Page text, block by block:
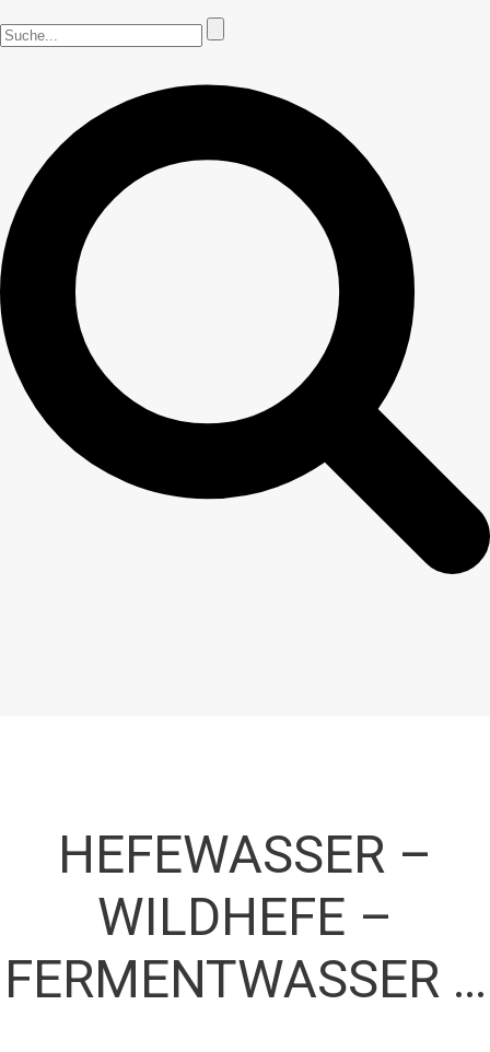
HEFEWASSER –
WILDHEFE –
FERMENTWASSER …